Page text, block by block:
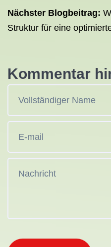
Nächster Blogbeitrag:
Struktur für eine
Kommentar